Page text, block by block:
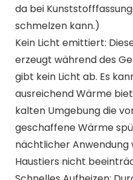
da bei
schmelzen kann.)
Kein Licht emittiert:
erzeugt während des
gibt kein Licht ab. Es
ausreichend Wärme
kalten Umgebung die
geschaffene Wärme
nächtlicher Anwendung
Haustiers nicht